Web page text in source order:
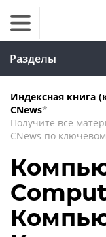
Разделы
Индексная книга
CNews*
Получите все
CNews по